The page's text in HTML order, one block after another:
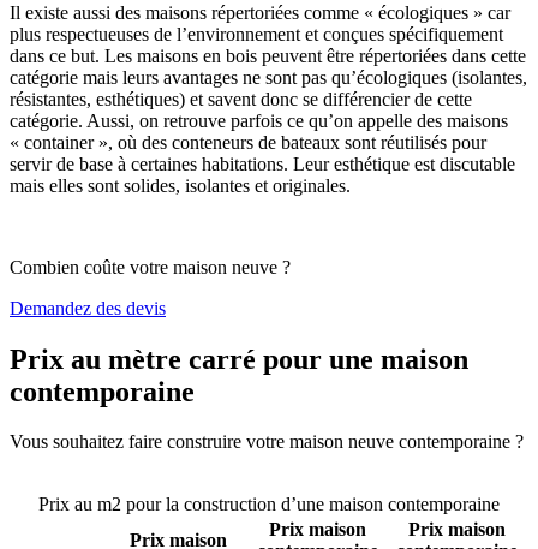
Il existe aussi des maisons répertoriées comme « écologiques » car
plus respectueuses de l’environnement et conçues spécifiquement
dans ce but. Les maisons en bois peuvent être répertoriées dans cette
catégorie mais leurs avantages ne sont pas qu’écologiques (isolantes,
résistantes, esthétiques) et savent donc se différencier de cette
catégorie. Aussi, on retrouve parfois ce qu’on appelle des maisons
« container », où des conteneurs de bateaux sont réutilisés pour
servir de base à certaines habitations. Leur esthétique est discutable
mais elles sont solides, isolantes et originales.
Combien coûte votre maison neuve ?
Demandez des devis
Prix au mètre carré pour une maison
contemporaine
Vous souhaitez faire construire votre maison neuve contemporaine ?
Prix au m2 pour la construction d’une maison contemporaine
Prix maison
Prix maison
Prix maison